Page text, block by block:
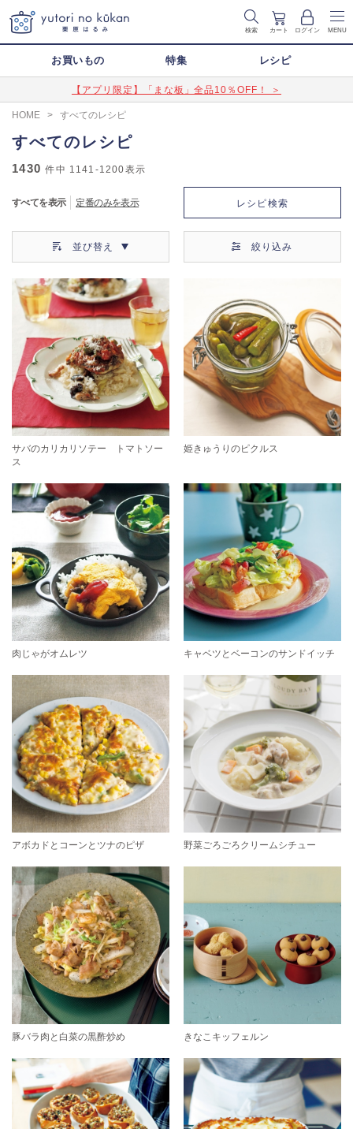
検索 カート ログイン MENU
お買いもの 特集 レシピ
【アプリ限定】「まな板」全品10％OFF！ ＞
HOME > すべてのレシピ
すべてのレシピ
1430 件中 1141-1200表示
すべてを表示 定番のみを表示 レシピ検索
並び替え 絞り込み
サバのカリカリソテー トマトソー
ス
姫きゅうりのピクルス
肉じゃがオムレツ キャベツとベーコンのサンドイッチ
アボカドとコーンとツナのピザ 野菜ごろごろクリームシチュー
豚バラ肉と白菜の黒酢炒め きなこキッフェルン